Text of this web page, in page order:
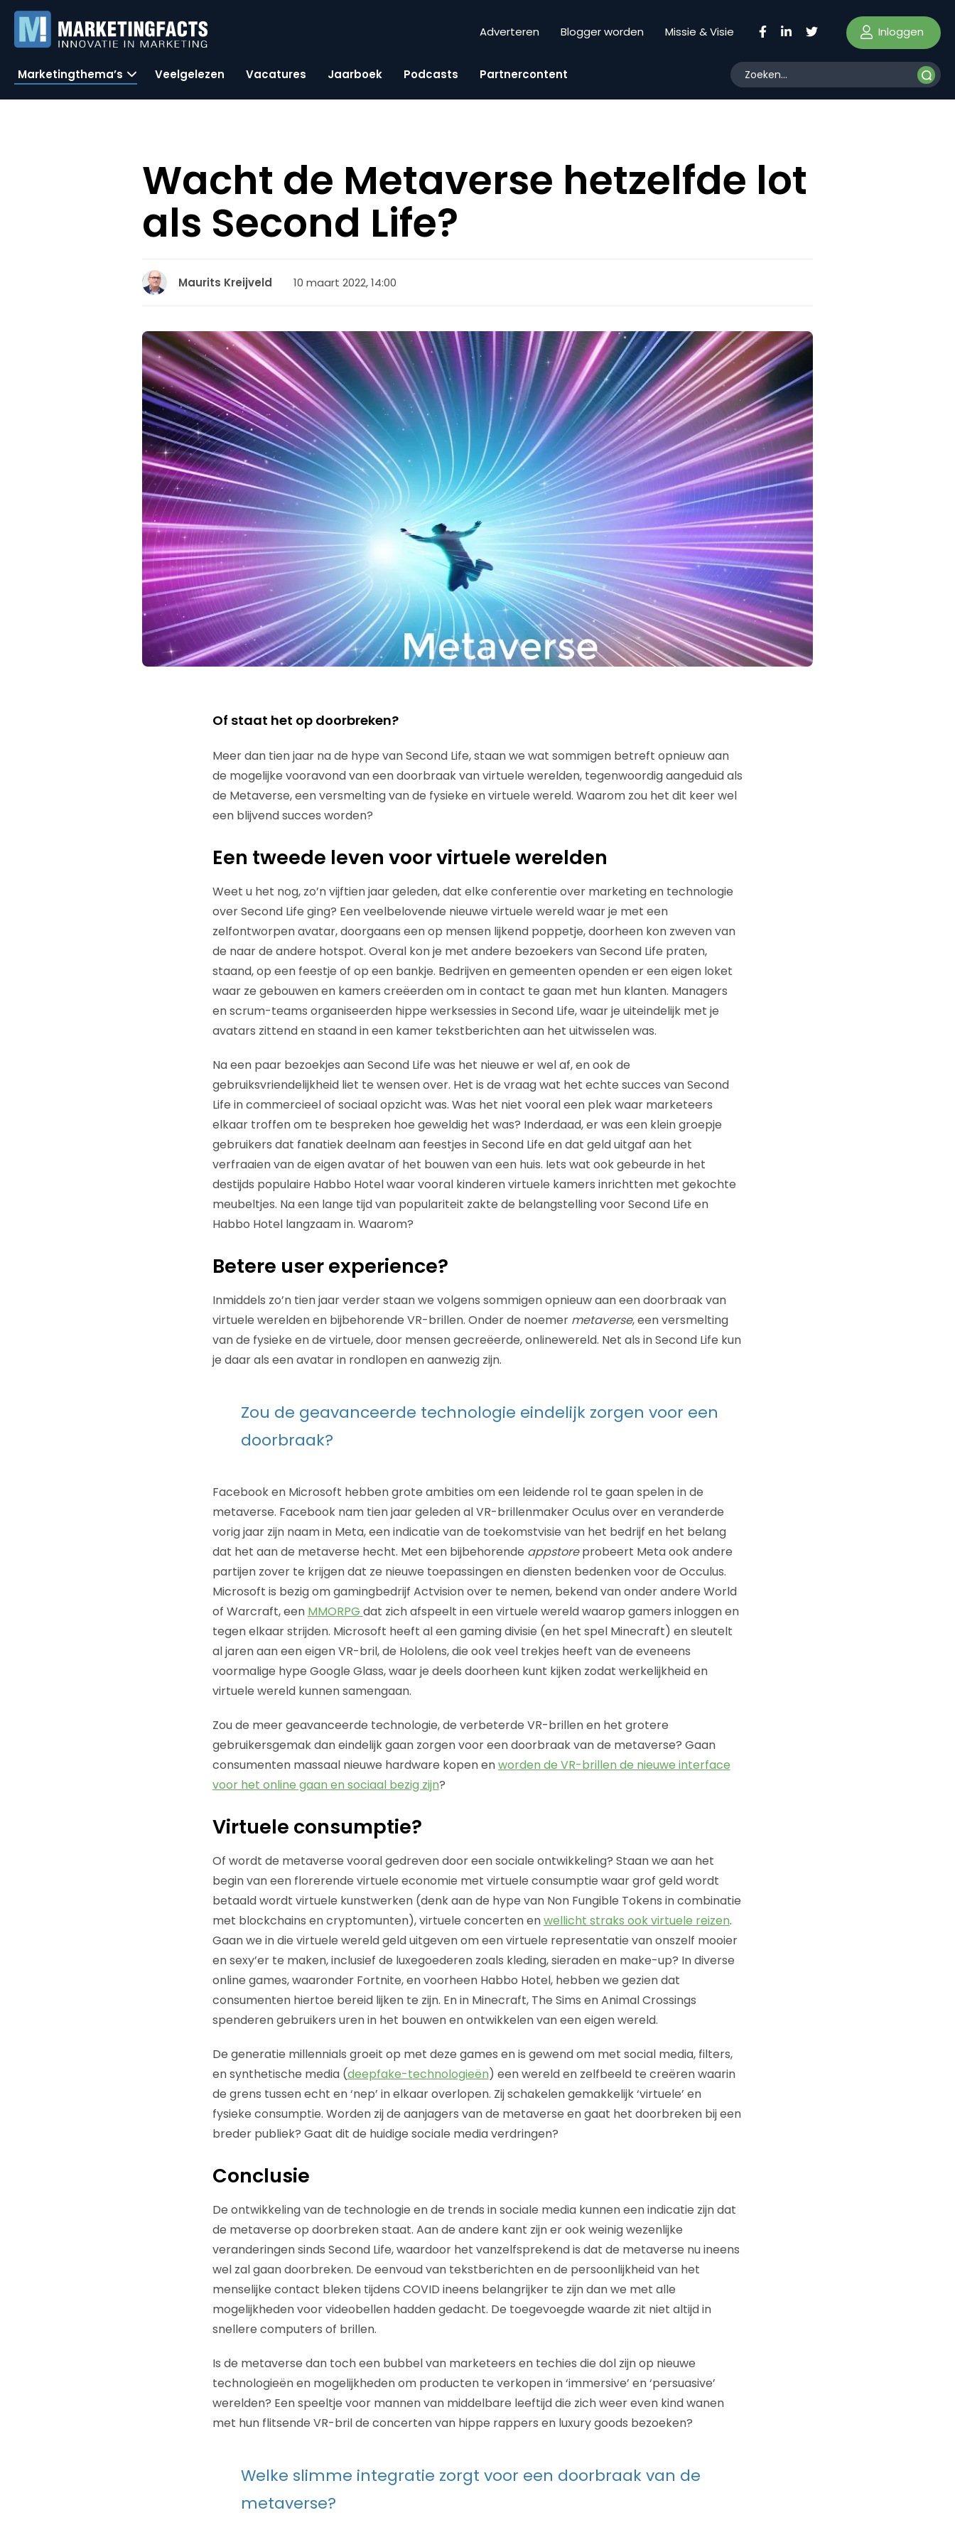
Adverteren Blogger worden Missie & Visie Inloggen
Marketingthema’s Veelgelezen Vacatures Jaarboek Podcasts Partnercontent
Wacht de Metaverse hetzelfde lot
als Second Life?
Maurits Kreijveld 10 maart 2022, 14:00
Of staat het op doorbreken?
Meer dan tien jaar na de hype van Second Life, staan we wat sommigen betreft opnieuw aan
de mogelijke vooravond van een doorbraak van virtuele werelden, tegenwoordig aangeduid als
de Metaverse, een versmelting van de fysieke en virtuele wereld. Waarom zou het dit keer wel
een blijvend succes worden?
Een tweede leven voor virtuele werelden
Weet u het nog, zo’n vijftien jaar geleden, dat elke conferentie over marketing en technologie
over Second Life ging? Een veelbelovende nieuwe virtuele wereld waar je met een
zelfontworpen avatar, doorgaans een op mensen lijkend poppetje, doorheen kon zweven van
de naar de andere hotspot. Overal kon je met andere bezoekers van Second Life praten,
staand, op een feestje of op een bankje. Bedrijven en gemeenten openden er een eigen loket
waar ze gebouwen en kamers creëerden om in contact te gaan met hun klanten. Managers
en scrum-teams organiseerden hippe werksessies in Second Life, waar je uiteindelijk met je
avatars zittend en staand in een kamer tekstberichten aan het uitwisselen was.
Na een paar bezoekjes aan Second Life was het nieuwe er wel af, en ook de
gebruiksvriendelijkheid liet te wensen over. Het is de vraag wat het echte succes van Second
Life in commercieel of sociaal opzicht was. Was het niet vooral een plek waar marketeers
elkaar troffen om te bespreken hoe geweldig het was? Inderdaad, er was een klein groepje
gebruikers dat fanatiek deelnam aan feestjes in Second Life en dat geld uitgaf aan het
verfraaien van de eigen avatar of het bouwen van een huis. Iets wat ook gebeurde in het
destijds populaire Habbo Hotel waar vooral kinderen virtuele kamers inrichtten met gekochte
meubeltjes. Na een lange tijd van populariteit zakte de belangstelling voor Second Life en
Habbo Hotel langzaam in. Waarom?
Betere user experience?
Inmiddels zo’n tien jaar verder staan we volgens sommigen opnieuw aan een doorbraak van
virtuele werelden en bijbehorende VR-brillen. Onder de noemer metaverse, een versmelting
van de fysieke en de virtuele, door mensen gecreëerde, onlinewereld. Net als in Second Life kun
je daar als een avatar in rondlopen en aanwezig zijn.
Zou de geavanceerde technologie eindelijk zorgen voor een
doorbraak?
Facebook en Microsoft hebben grote ambities om een leidende rol te gaan spelen in de
metaverse. Facebook nam tien jaar geleden al VR-brillenmaker Oculus over en veranderde
vorig jaar zijn naam in Meta, een indicatie van de toekomstvisie van het bedrijf en het belang
dat het aan de metaverse hecht. Met een bijbehorende appstoreprobeert Meta ook andere
partijen zover te krijgen dat ze nieuwe toepassingen en diensten bedenken voor de Occulus.
Microsoft is bezig om gamingbedrijf Actvision over te nemen, bekend van onder andere World
of Warcraft, een MMORPG dat zich afspeelt in een virtuele wereld waarop gamers inloggen en
tegen elkaar strijden. Microsoft heeft al een gaming divisie (en het spel Minecraft) en sleutelt
al jaren aan een eigen VR-bril, de Hololens, die ook veel trekjes heeft van de eveneens
voormalige hype Google Glass, waar je deels doorheen kunt kijken zodat werkelijkheid en
virtuele wereld kunnen samengaan.
Zou de meer geavanceerde technologie, de verbeterde VR-brillen en het grotere
gebruikersgemak dan eindelijk gaan zorgen voor een doorbraak van de metaverse? Gaan
consumenten massaal nieuwe hardware kopen enworden de VR-brillen de nieuwe interface
voor het online gaan en sociaal bezig zijn?
Virtuele consumptie?
Of wordt de metaverse vooral gedreven door een sociale ontwikkeling? Staan we aan het
begin van een florerende virtuele economie met virtuele consumptie waar grof geld wordt
betaald wordt virtuele kunstwerken (denk aan de hype van Non Fungible Tokens in combinatie
met blockchains en cryptomunten), virtuele concerten enwellicht straks ook virtuele reizen.
Gaan we in die virtuele wereld geld uitgeven om een virtuele representatie van onszelf mooier
en sexy’er te maken, inclusief de luxegoederen zoals kleding, sieraden en make-up? In diverse
online games, waaronder Fortnite, en voorheen Habbo Hotel, hebben we gezien dat
consumenten hiertoe bereid lijken te zijn. En in Minecraft, The Sims en Animal Crossings
spenderen gebruikers uren in het bouwen en ontwikkelen van een eigen wereld.
De generatie millennials groeit op met deze games en is gewend om met social media, filters,
en synthetische media (deepfake-technologieën) een wereld en zelfbeeld te creëren waarin
de grens tussen echt en ‘nep’ in elkaar overlopen. Zij schakelen gemakkelijk ‘virtuele’ en
fysieke consumptie. Worden zij de aanjagers van de metaverse en gaat het doorbreken bij een
breder publiek? Gaat dit de huidige sociale media verdringen?
Conclusie
De ontwikkeling van de technologie en de trends in sociale media kunnen een indicatie zijn dat
de metaverse op doorbreken staat. Aan de andere kant zijn er ook weinig wezenlijke
veranderingen sinds Second Life, waardoor het vanzelfsprekend is dat de metaverse nu ineens
wel zal gaan doorbreken. De eenvoud van tekstberichten en de persoonlijkheid van het
menselijke contact bleken tijdens COVID ineens belangrijker te zijn dan we met alle
mogelijkheden voor videobellen hadden gedacht. De toegevoegde waarde zit niet altijd in
snellere computers of brillen.
Is de metaverse dan toch een bubbel van marketeers en techies die dol zijn op nieuwe
technologieën en mogelijkheden om producten te verkopen in ‘immersive’ en ‘persuasive’
werelden? Een speeltje voor mannen van middelbare leeftijd die zich weer even kind wanen
met hun flitsende VR-bril de concerten van hippe rappers en luxury goods bezoeken?
Welke slimme integratie zorgt voor een doorbraak van de
metaverse?